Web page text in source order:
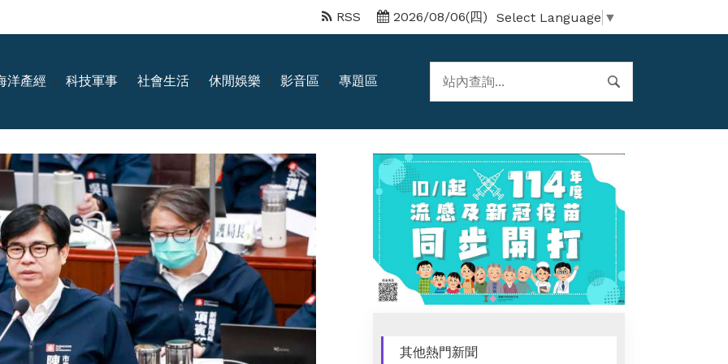
Select Language ▼
2026/08/06(四)
RSS
洋產經 科技軍事 社會生活 休閒娛樂 影音區 專題區
其他熱門新聞